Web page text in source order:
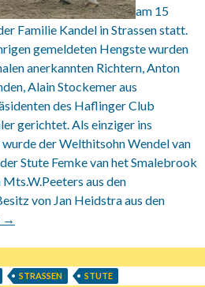
am 15
Familie Kandel in Strassen statt.
gemeldeten Hengste wurden
anerkannten Richtern, Anton
Alain Stockemer aus
des Haflinger Club
gerichtet. Als einziger ins
der Welthitsohn Wendel van
Stute Femke van het Smalebrook
aus den
von Jan Heidstra aus den
des SLH
→
STRASSEN STUTE